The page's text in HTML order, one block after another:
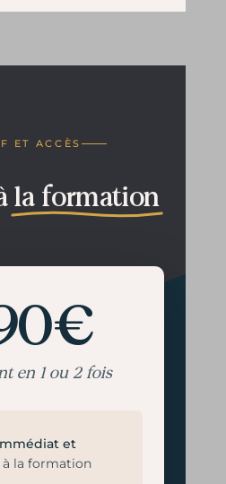
ET ACCÈS
la formation
en 1 ou 2 fois
et
à la formation